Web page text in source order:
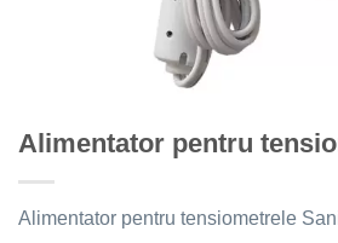
Alimentator pentru
Alimentator pentru tensiometrele